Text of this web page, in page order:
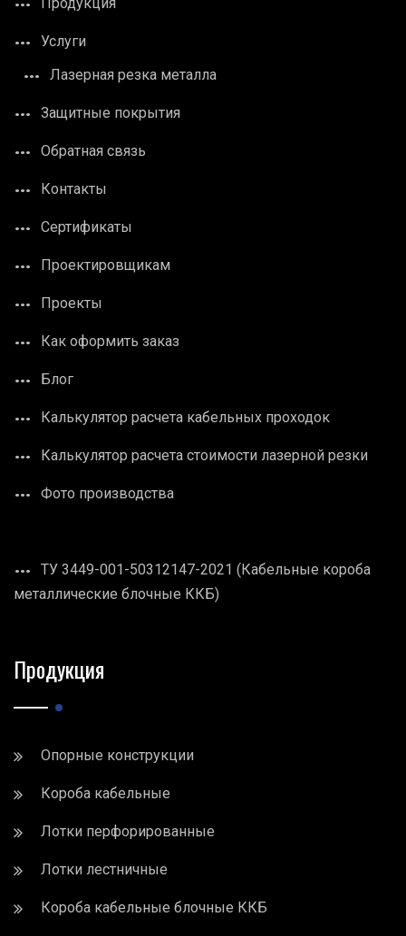
Продукция
Услуги
Лазерная резка металла
Защитные покрытия
Обратная связь
Контакты
Сертификаты
Проектировщикам
Проекты
Как оформить заказ
Блог
Калькулятор расчета кабельных проходок
Калькулятор расчета стоимости лазерной резки
Фото производства
ТУ 3449-001-50312147-2021 (Кабельные короба
металлические блочные ККБ)
Продукция
Опорные конструкции
Короба кабельные
Лотки перфорированные
Лотки лестничные
Короба кабельные блочные ККБ